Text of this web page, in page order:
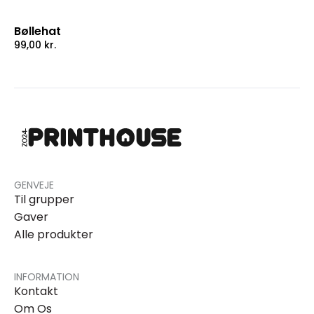
Bøllehat
99,00 kr.
GENVEJE
Til grupper
Gaver
Alle produkter
INFORMATION
Kontakt
Om Os